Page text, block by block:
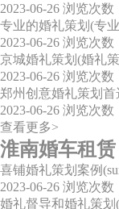
2023-06-26 浏览次数
专业的婚礼策划(专
2023-06-26 浏览次数
京城婚礼策划(婚礼
2023-06-26 浏览次数
郑州创意婚礼策划
2023-06-26 浏览次数
查看更多>
淮南婚车租赁
喜铺婚礼策划案例
2023-06-26 浏览次数
婚礼督导和婚礼策